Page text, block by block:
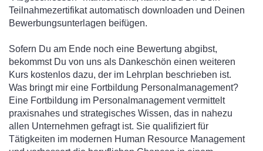
Teilnahmezertifikat automatisch downloaden und Deinen
Bewerbungsunterlagen beifügen.
Sofern Du am Ende noch eine Bewertung abgibst,
bekommst Du von uns als Dankeschön einen weiteren
Kurs kostenlos dazu, der im Lehrplan beschrieben ist.
Was bringt mir eine Fortbildung Personalmanagement?
Eine Fortbildung im Personalmanagement vermittelt
praxisnahes und strategisches Wissen, das in nahezu
allen Unternehmen gefragt ist. Sie qualifiziert für
Tätigkeiten im modernen Human Resource Management